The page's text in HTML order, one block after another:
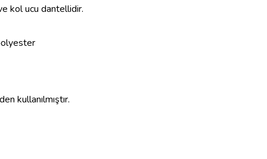
kol ucu dantellidir.
kullanılmıştır.